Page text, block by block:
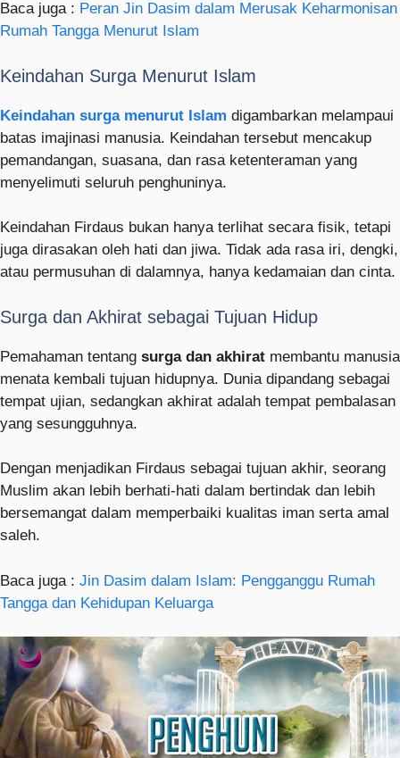
Baca juga : Peran Jin Dasim dalam Merusak Keharmonisan
Rumah Tangga Menurut Islam
Keindahan Surga Menurut Islam
Keindahan surga menurut Islam digambarkan melampaui
batas imajinasi manusia. Keindahan tersebut mencakup
pemandangan, suasana, dan rasa ketenteraman yang
menyelimuti seluruh penghuninya.
Keindahan Firdaus bukan hanya terlihat secara fisik, tetapi
juga dirasakan oleh hati dan jiwa. Tidak ada rasa iri, dengki,
atau permusuhan di dalamnya, hanya kedamaian dan cinta.
Surga dan Akhirat sebagai Tujuan Hidup
Pemahaman tentang surga dan akhirat membantu manusia
menata kembali tujuan hidupnya. Dunia dipandang sebagai
tempat ujian, sedangkan akhirat adalah tempat pembalasan
yang sesungguhnya.
Dengan menjadikan Firdaus sebagai tujuan akhir, seorang
Muslim akan lebih berhati-hati dalam bertindak dan lebih
bersemangat dalam memperbaiki kualitas iman serta amal
saleh.
Baca juga : Jin Dasim dalam Islam: Pengganggu Rumah
Tangga dan Kehidupan Keluarga